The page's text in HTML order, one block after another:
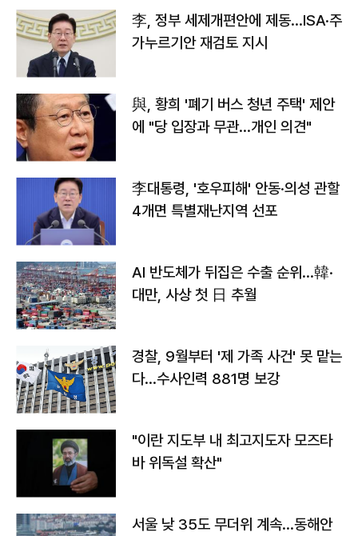
李, 정부 세제개편안에 제동…ISA·주
가누르기안 재검토 지시
與, 황희 '폐기 버스 청년 주택' 제안
에 "당 입장과 무관…개인 의견"
李대통령, '호우피해' 안동·의성 관할
4개면 특별재난지역 선포
AI 반도체가 뒤집은 수출 순위…韓·
대만, 사상 첫 日 추월
경찰, 9월부터 '제 가족 사건' 못 맡는
다…수사인력 881명 보강
"이란 지도부 내 최고지도자 모즈타
바 위독설 확산"
서울 낮 35도 무더위 계속…동해안